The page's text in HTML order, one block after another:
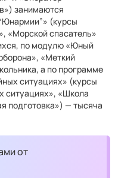
занимаются
(курсы
«Морской спасатель»
по модулю «Юный
«Меткий
а по программе
ситуациях» (курсы
ситуациях», «Школа
подготовка») — тысяча
от